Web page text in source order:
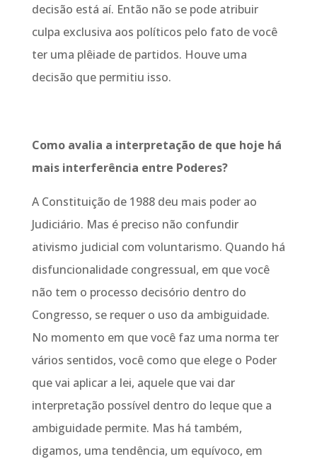
decisão está aí. Então não se pode atribuir
culpa exclusiva aos políticos pelo fato de você
ter uma plêiade de partidos. Houve uma
decisão que permitiu isso.
Como avalia a interpretação de que hoje há
mais interferência entre Poderes?
A Constituição de 1988 deu mais poder ao
Judiciário. Mas é preciso não confundir
ativismo judicial com voluntarismo. Quando há
disfuncionalidade congressual, em que você
não tem o processo decisório dentro do
Congresso, se requer o uso da ambiguidade.
No momento em que você faz uma norma ter
vários sentidos, você como que elege o Poder
que vai aplicar a lei, aquele que vai dar
interpretação possível dentro do leque que a
ambiguidade permite. Mas há também,
digamos, uma tendência, um equívoco, em